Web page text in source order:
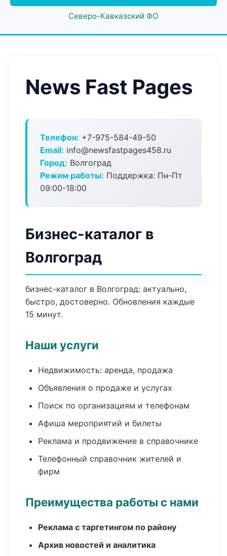
Северо-Кавказский ФО
News Fast Pages
Телефон: +7-975-584-49-50
Email: info@newsfastpages458.ru
Город: Волгоград
Режим работы: Поддержка: Пн-Пт
09:00-18:00
Бизнес-каталог в
Волгоград
бизнес-каталог в Волгоград: актуально,
быстро, достоверно. Обновления каждые
15 минут.
Наши услуги
Недвижимость: аренда, продажа
Объявления о продаже и услугах
Поиск по организациям и телефонам
Афиша мероприятий и билеты
Реклама и продвижение в справочнике
Телефонный справочник жителей и
фирм
Преимущества работы с нами
Реклама с таргетингом по району
Архив новостей и аналитика